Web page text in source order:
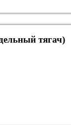
тягач)